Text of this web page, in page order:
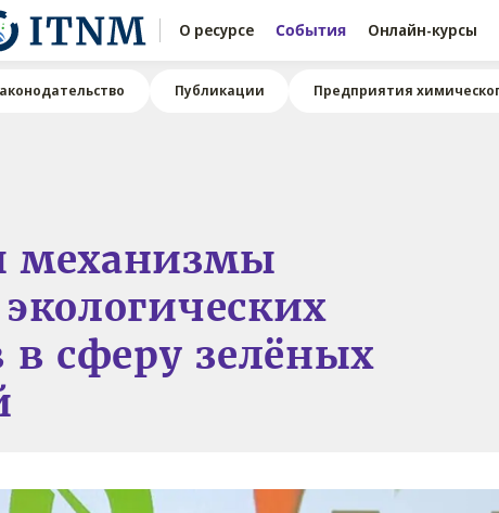
О ресурсе События Онлайн-курсы
Публикации Предприятия
механизмы
в сферу зелёных